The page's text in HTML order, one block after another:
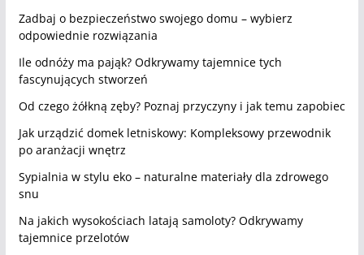
Zadbaj o bezpieczeństwo swojego domu – wybierz
odpowiednie rozwiązania
Ile odnóży ma pająk? Odkrywamy tajemnice tych
fascynujących stworzeń
Od czego żółkną zęby? Poznaj przyczyny i jak temu zapobiec
Jak urządzić domek letniskowy: Kompleksowy przewodnik
po aranżacji wnętrz
Sypialnia w stylu eko – naturalne materiały dla zdrowego
snu
Na jakich wysokościach latają samoloty? Odkrywamy
tajemnice przelotów